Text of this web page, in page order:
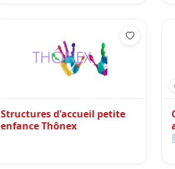
Structures d'accueil petite
enfance Thônex